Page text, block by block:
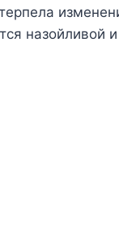
назойливой